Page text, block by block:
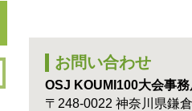
お問い合わせ
OSJ KOUMI100大会事
〒248-0022 神奈川県鎌